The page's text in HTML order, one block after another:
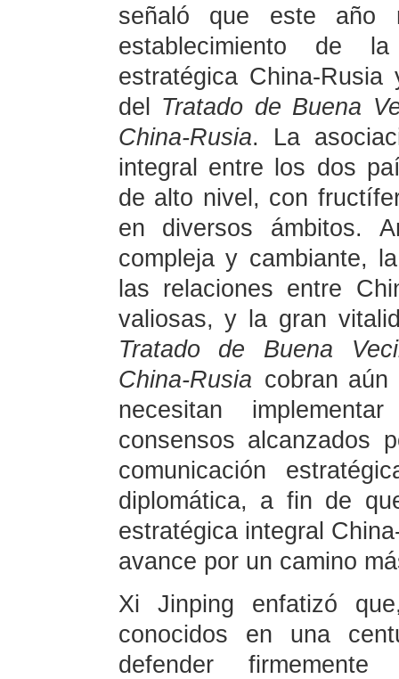
señaló que este año
establecimiento de
estratégica China-
del Tratado de Buena
China-Rusia. La
integral entre los dos
de alto nivel, con
en diversos ámbitos.
compleja y cambiante,
las relaciones entre
valiosas, y la gran
Tratado de Buena
China-Rusia cobran aún
necesitan
consensos alcanzados
comunicación
diplomática, a fin de
estratégica integral
avance por un camino
Xi Jinping enfatizó
conocidos en una
defender